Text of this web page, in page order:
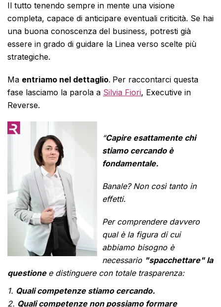
Il tutto tenendo sempre in mente una visione
completa, capace di anticipare eventuali criticità. Se hai
una buona conoscenza del business, potresti già
essere in grado di guidare la Linea verso scelte più
strategiche.
Ma entriamo nel dettaglio. Per raccontarci questa
fase lasciamo la parola a Silvia Fiori, Executive in
Reverse.
“Capire esattamente chi
stiamo cercando è
fondamentale.
Banale? Non così tanto in
effetti.
Per comprendere davvero
qual è la figura di cui
abbiamo bisogno è
necessario "spacchettare" la
questione e distinguerecon totale trasparenza:
1. Quali competenze stiamo cercando.
2. Quali competenze non possiamo formare